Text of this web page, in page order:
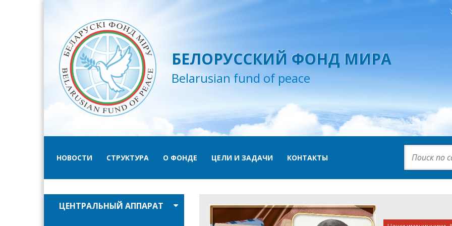
БЕЛОРУССКИЙ ФОНД МИРА
Belarusian fund of peace
НОВОСТИ СТРУКТУРА О ФОНДЕ ЦЕЛИ И ЗАДАЧИ КОНТАКТЫ
ЦЕНТРАЛЬНЫЙ АППАРАТ